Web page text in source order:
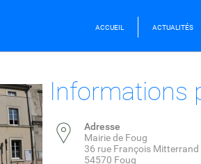
ACCUEIL ACTUALITÉS
Informations
Adresse
Mairie de Foug
36 rue François Mitterrand
54570 Foug